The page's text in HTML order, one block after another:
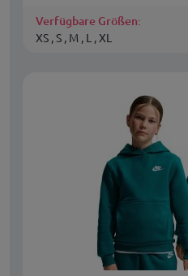
Verfügbare Größen:
XS , S , M , L , XL